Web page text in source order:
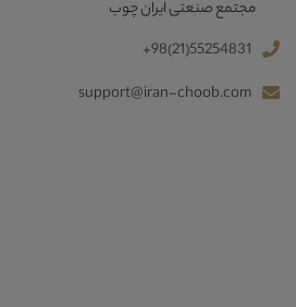
مجتمع صنعتی ایران چوب
+98(21)55254831
support@iran-choob.com